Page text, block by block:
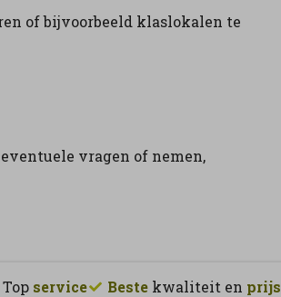
of bijvoorbeeld klaslokalen te
vragen of nemen,
Top service Beste kwaliteit en prijs